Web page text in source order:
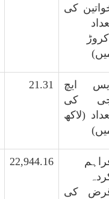
کی
ایس ایچ
کی
(لاکھ
21.31
کی
22,944.16